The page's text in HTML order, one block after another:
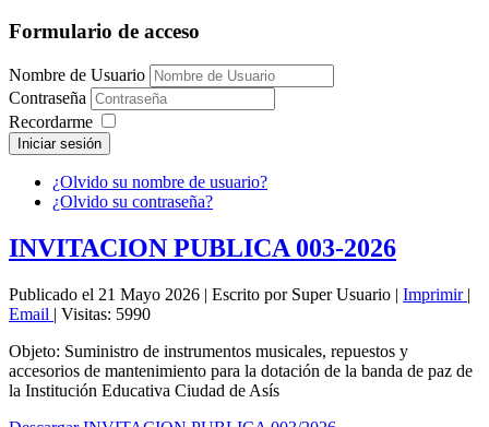
Formulario de acceso
Nombre de Usuario
Contraseña
Recordarme
Iniciar sesión
¿Olvido su nombre de usuario?
¿Olvido su contraseña?
INVITACION PUBLICA 003-2026
Publicado el 21 Mayo 2026 | Escrito por Super Usuario | Imprimir |
Email | Visitas: 5990
Objeto: Suministro de instrumentos musicales, repuestos y
accesorios de mantenimiento para la dotación de la banda de paz de
la Institución Educativa Ciudad de Asís